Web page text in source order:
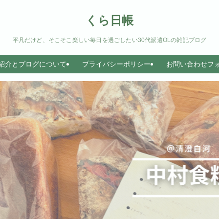
くら日帳
平凡だけど、そこそこ楽しい毎日を過ごしたい30代派遣OLの雑記ブログ
介とブログについて プライバシーポリシー お問い合わせフ